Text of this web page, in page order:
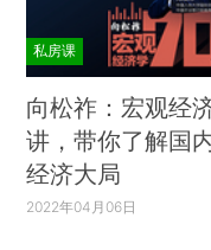
私房课
向松祚：宏观经
讲，带你了解国
经济大局
2022年04月06日